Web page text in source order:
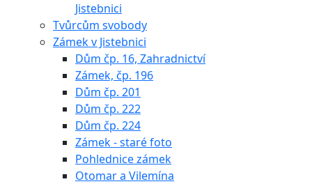
Jistebnici
Tvůrcům svobody
Zámek v Jistebnici
Dům čp. 16, Zahradnictví
Zámek, čp. 196
Dům čp. 201
Dům čp. 222
Dům čp. 224
Zámek - staré foto
Pohlednice zámek
Otomar a Vilemína